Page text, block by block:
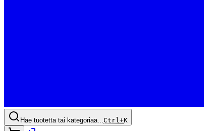
Hae tuotetta tai kategoriaa... Ctrl+K